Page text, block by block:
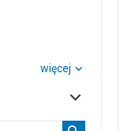
więcej